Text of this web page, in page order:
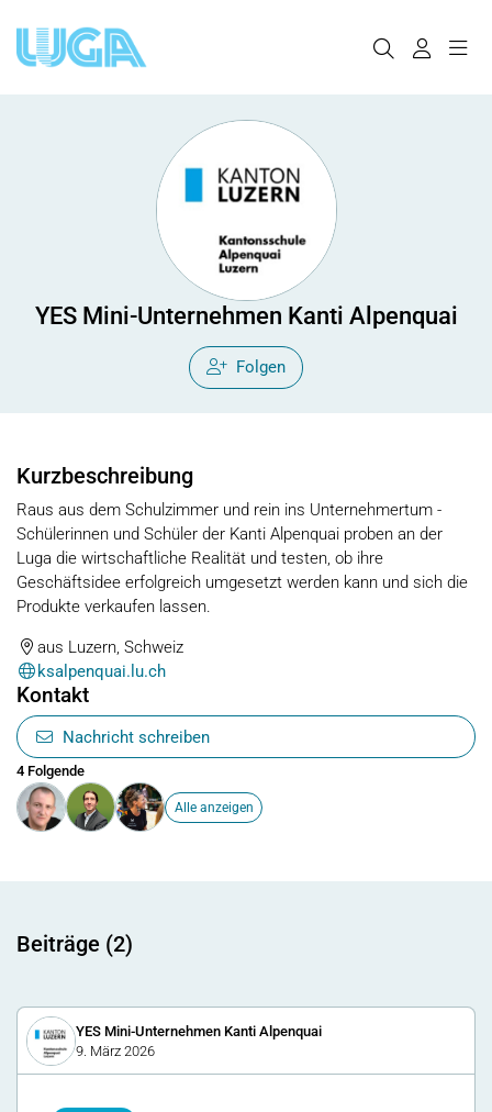
YES Mini-Unternehmen Kanti Alpenquai
Folgen
Kurzbeschreibung
Raus aus dem Schulzimmer und rein ins Unternehmertum -
Schülerinnen und Schüler der Kanti Alpenquai proben an der
Luga die wirtschaftliche Realität und testen, ob ihre
Geschäftsidee erfolgreich umgesetzt werden kann und sich die
Produkte verkaufen lassen.
aus Luzern, Schweiz
ksalpenquai.lu.ch
Kontakt
Nachricht schreiben
4 Folgende
Alle anzeigen
Beiträge (2)
YES Mini-Unternehmen Kanti Alpenquai
9. März 2026